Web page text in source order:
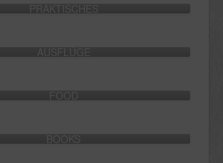
PRAKTISCHES
AUSFLÜGE
FOOD
BOOKS